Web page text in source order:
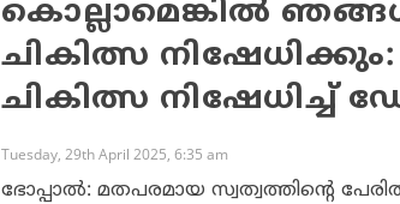
കൊല്ലാമെങ്കിൽ
ചികിത്സ
ചികിത്സ നിഷേധിച്ച്
Tuesday, 29th April 2025, 6:35 am
ഭോപ്പാൽ: മതപരമായ സ്വത്വത്തിന്റെ